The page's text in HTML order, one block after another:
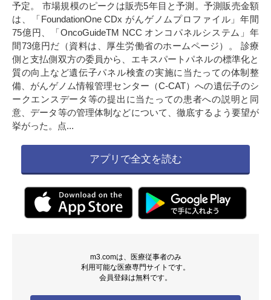
予定。 市場規模のピークは販売5年目と予測。予測販売金額
は、「FoundationOne CDx がんゲノムプロファイル」年間
75億円、「OncoGuideTM NCC オンコパネルシステム」年
間73億円だ（資料は、厚生労働省のホームページ）。 診療
側と支払側双方の委員から、エキスパートパネルの標準化と
質の向上など遺伝子パネル検査の実施に当たっての体制整
備、がんゲノム情報管理センター（C-CAT）への遺伝子のシ
ークエンスデータ等の提出に当たっての患者への説明と同
意、データ等の管理体制などについて、徹底するよう要望が
挙がった。点...
アプリで全文を読む
m3.comは、医療従事者のみ
利用可能な医療専門サイトです。
会員登録は無料です。